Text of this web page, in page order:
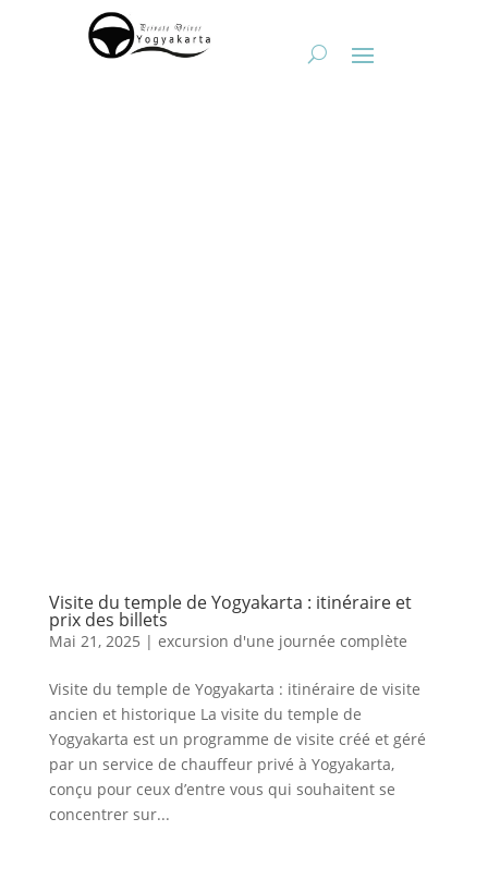
Visite du temple de Yogyakarta : itinéraire et
prix des billets
Mai 21, 2025 | excursion d'une journée complète
Visite du temple de Yogyakarta : itinéraire de visite
ancien et historique La visite du temple de
Yogyakarta est un programme de visite créé et géré
par un service de chauffeur privé à Yogyakarta,
conçu pour ceux d’entre vous qui souhaitent se
concentrer sur...